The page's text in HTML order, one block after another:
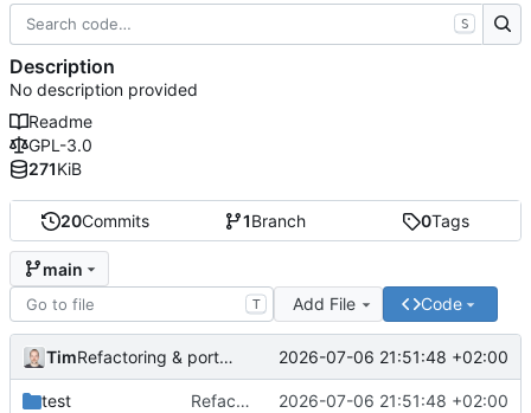
20Commits 1Branch 0Tags
main
T Add File Code
Tim Refactoring & portable Testpfade 2026-07-06 21:51:48 +02:00
test Refactoring & portable Testpfade 2026-07-06 21:51:48 +02:00
S
Description
No description provided
Readme
GPL-3.0
271KiB